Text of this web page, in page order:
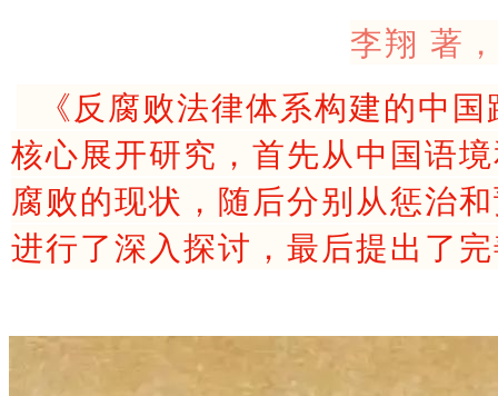
李翔 著
《反腐败法律体系构建的中
核心展开研究，首先从中国语
腐败的现状，随后分别从惩治
进行了深入探讨，最后提出了